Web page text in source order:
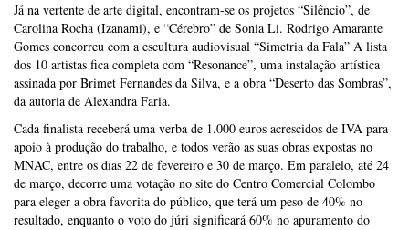
Já na vertente de arte digital, encontram-se os projetos “Silêncio”, de
Carolina Rocha (Izanami), e “Cérebro” de Sonia Li. Rodrigo Amarante
Gomes concorreu com a escultura audiovisual “Simetria da Fala” A lista
dos 10 artistas fica completa com “Resonance”, uma instalação artística
assinada por Brimet Fernandes da Silva, e a obra “Deserto das Sombras”,
da autoria de Alexandra Faria.
Cada finalista receberá uma verba de 1.000 euros acrescidos de IVA para
apoio à produção do trabalho, e todos verão as suas obras expostas no
MNAC, entre os dias 22 de fevereiro e 30 de março. Em paralelo, até 24
de março, decorre uma votação no site do Centro Comercial Colombo
para eleger a obra favorita do público, que terá um peso de 40% no
resultado, enquanto o voto do júri significará 60% no apuramento do